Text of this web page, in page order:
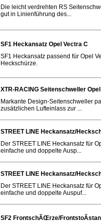
Die leicht verdrehten RS
gut in Linienführung des...
SF1 Heckansatz Opel Vectra C
SF1 Heckansatz passend für Opel
Heckschürze.
XTR-RACING Seitenschweller
Markante Design-Seitenschweller
zusätzlichen Lufteinlass zur ...
STREET LINE Heckansatz/
Der STREET LINE Heckansatz für
einfache und doppelte Ausp...
STREET LINE Heckansatz/
Der STREET LINE Heckansatz für
einfache und doppelte Auspuf...
SF2 FrontschÃŒrze/